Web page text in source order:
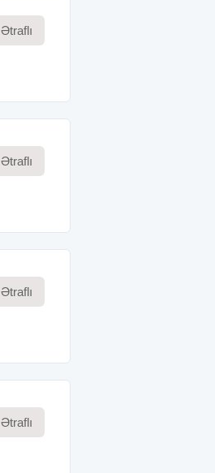
Ətraflı
Ətraflı
Ətraflı
Ətraflı